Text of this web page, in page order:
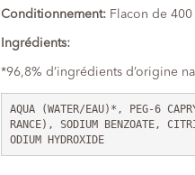
Conditionnement: Flacon de 400
Ingrédients:
*96,8% d’ingrédients d’origine
AQUA (WATER/EAU)*, PEG-6
RANCE), SODIUM BENZOATE,
ODIUM HYDROXIDE